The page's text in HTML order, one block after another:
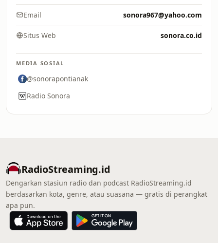
Email sonora967@yahoo.com
Situs Web sonora.co.id
MEDIA SOSIAL
@sonorapontianak
Radio Sonora
RadioStreaming.id
Dengarkan stasiun radio dan podcast RadioStreaming.id
berdasarkan kota, genre, atau suasana — gratis di perangkat
apa pun.